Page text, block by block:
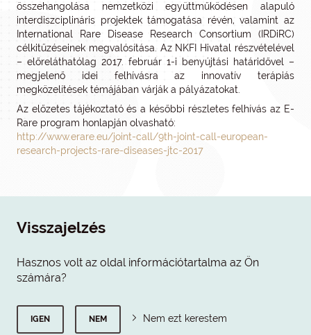
összehangolása nemzetközi együttműködésen alapuló
interdiszciplináris projektek támogatása révén, valamint az
International Rare Disease Research Consortium (IRDiRC)
célkitűzéseinek megvalósítása. Az NKFI Hivatal részvételével
– előreláthatólag 2017. február 1-i benyújtási határidővel –
megjelenő idei felhívásra az innovatív terápiás
megközelítések témájában várják a pályázatokat.
Az előzetes tájékoztató és a későbbi részletes felhívás az E-
Rare program honlapján olvasható:
http://www.erare.eu/joint-call/9th-joint-call-european-
research-projects-rare-diseases-jtc-2017
Visszajelzés
Hasznos volt az oldal információtartalma az Ön
számára?
IGEN NEM Nem ezt kerestem